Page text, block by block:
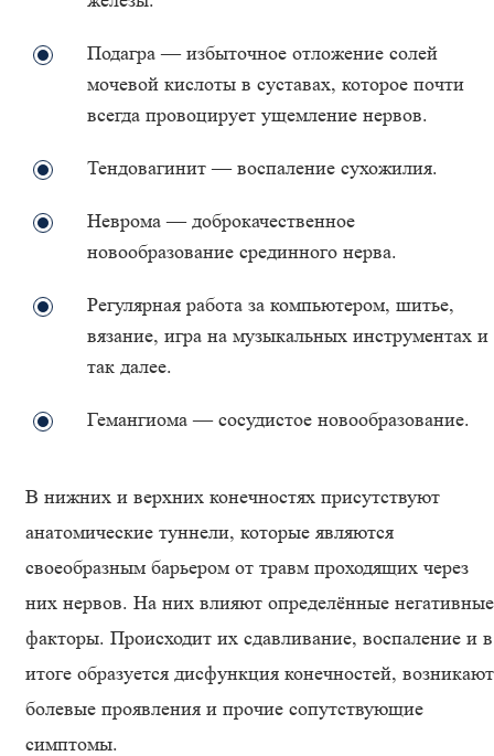
Подагра — избыточное отложение солей
мочевой кислоты в суставах, которое почти
всегда провоцирует ущемление нервов.
Тендовагинит — воспаление сухожилия.
Неврома — доброкачественное
новообразование срединного нерва.
Регулярная работа за компьютером, шитье,
вязание, игра на музыкальных инструментах и
так далее.
Гемангиома — сосудистое новообразование.
В нижних и верхних конечностях присутствуют
анатомические туннели, которые являются
своеобразным барьером от травм проходящих через
них нервов. На них влияют определённые негативные
факторы. Происходит их сдавливание, воспаление и в
итоге образуется дисфункция конечностей, возникают
болевые проявления и прочие сопутствующие
симптомы.